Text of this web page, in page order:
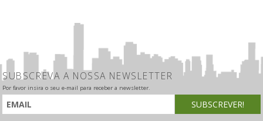
SUBSCREVA A NOSSA NEWSLETTER
Por favor insira o seu e-mail para receber a newsletter.